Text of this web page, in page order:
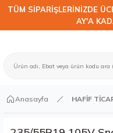
TÜM SİPARİŞLERİNİZDE
AY'A
Anasayfa HAFİF